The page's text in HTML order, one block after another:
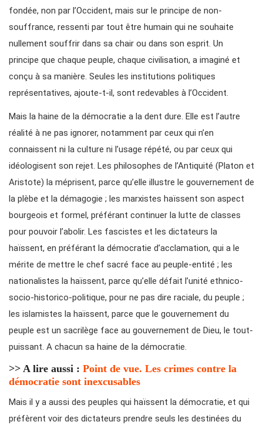
fondée, non par l’Occident, mais sur le principe de non-
souffrance, ressenti par tout être humain qui ne souhaite
nullement souffrir dans sa chair ou dans son esprit. Un
principe que chaque peuple, chaque civilisation, a imaginé et
conçu à sa manière. Seules les institutions politiques
représentatives, ajoute-t-il, sont redevables à l’Occident.
Mais la haine de la démocratie a la dent dure. Elle est l’autre
réalité à ne pas ignorer, notamment par ceux qui n’en
connaissent ni la culture ni l’usage répété, ou par ceux qui
idéologisent son rejet. Les philosophes de l’Antiquité (Platon et
Aristote) la méprisent, parce qu’elle illustre le gouvernement de
la plèbe et la démagogie ; les marxistes haïssent son aspect
bourgeois et formel, préférant continuer la lutte de classes
pour pouvoir l’abolir. Les fascistes et les dictateurs la
haïssent, en préférant la démocratie d’acclamation, qui a le
mérite de mettre le chef sacré face au peuple-entité ; les
nationalistes la haïssent, parce qu’elle défait l’unité ethnico-
socio-historico-politique, pour ne pas dire raciale, du peuple ;
les islamistes la haïssent, parce que le gouvernement du
peuple est un sacrilège face au gouvernement de Dieu, le tout-
puissant. A chacun sa haine de la démocratie.
>> A lire aussi : Point de vue. Les crimes contre la
démocratie sont inexcusables
Mais il y a aussi des peuples qui haïssent la démocratie, et qui
préfèrent voir des dictateurs prendre seuls les destinées du